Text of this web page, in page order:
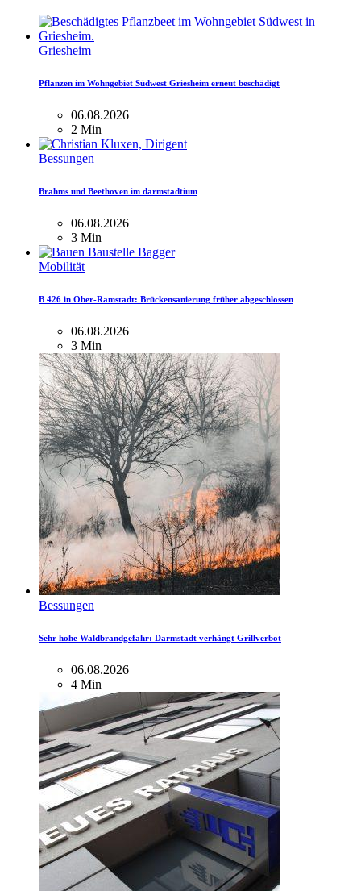
Griesheim
Pflanzen im Wohngebiet Südwest Griesheim erneut beschädigt
06.08.2026
2 Min
Bessungen
Brahms und Beethoven im darmstadtium
06.08.2026
3 Min
Mobilität
B 426 in Ober-Ramstadt: Brückensanierung früher abgeschlossen
06.08.2026
3 Min
Bessungen
Sehr hohe Waldbrandgefahr: Darmstadt verhängt Grillverbot
06.08.2026
4 Min